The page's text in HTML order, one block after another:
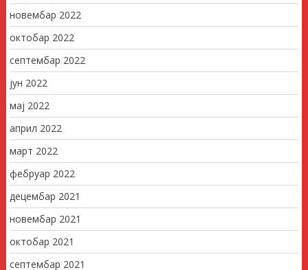
новембар 2022
октобар 2022
септембар 2022
јун 2022
мај 2022
април 2022
март 2022
фебруар 2022
децембар 2021
новембар 2021
октобар 2021
септембар 2021